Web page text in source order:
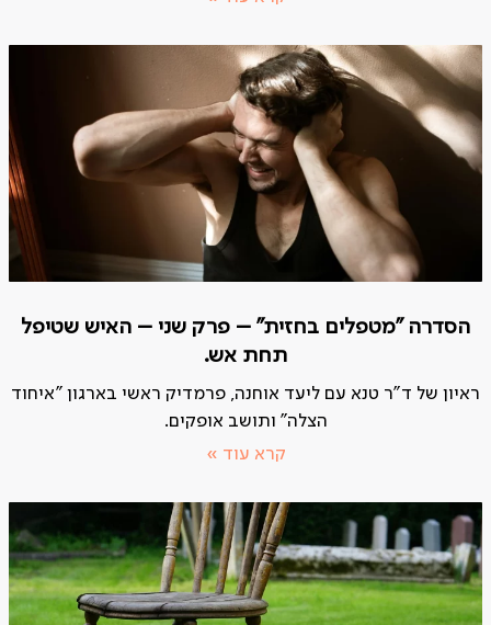
הסדרה "מטפלים בחזית" – פרק שני – האיש שטיפל
תחת אש.
ראיון של ד"ר טנא עם ליעד אוחנה, פרמדיק ראשי בארגון "איחוד
הצלה" ותושב אופקים.
קרא עוד »